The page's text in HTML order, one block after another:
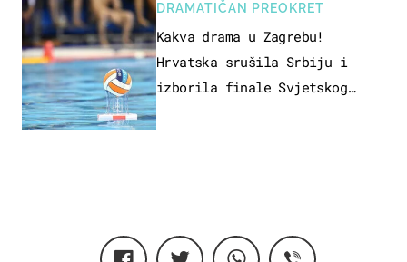
DRAMATIČAN PREOKRET
Kakva drama u Zagrebu!
Hrvatska srušila Srbiju i
izborila finale Svjetskog